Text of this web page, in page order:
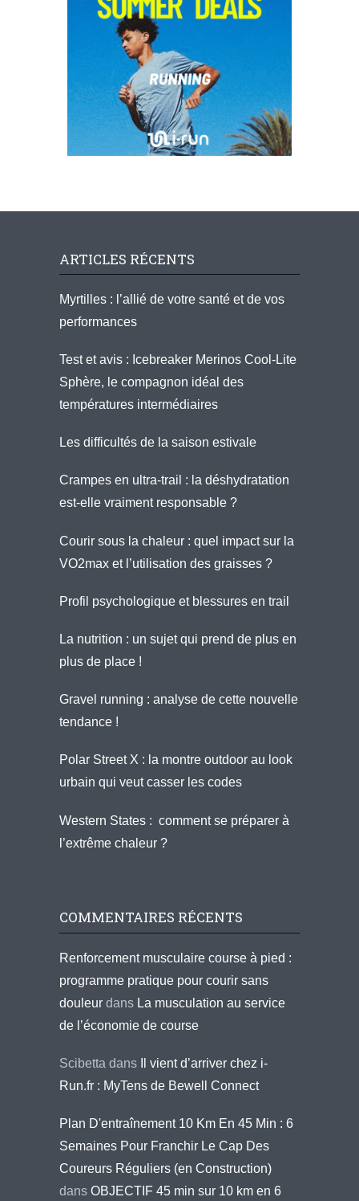
ARTICLES RÉCENTS
Myrtilles : l’allié de votre santé et de vos
performances
Test et avis : Icebreaker Merinos Cool-Lite
Sphère, le compagnon idéal des
températures intermédiaires
Les difficultés de la saison estivale
Crampes en ultra-trail : la déshydratation
est-elle vraiment responsable ?
Courir sous la chaleur : quel impact sur la
VO2max et l’utilisation des graisses ?
Profil psychologique et blessures en trail
La nutrition : un sujet qui prend de plus en
plus de place !
Gravel running : analyse de cette nouvelle
tendance !
Polar Street X : la montre outdoor au look
urbain qui veut casser les codes
Western States : comment se préparer à
l’extrême chaleur ?
COMMENTAIRES RÉCENTS
Renforcement musculaire course à pied :
programme pratique pour courir sans
douleur dans La musculation au service
de l’économie de course
Scibetta dans
Il vient d’arriver chez i-
Run.fr : MyTens de Bewell Connect
Plan D'entraînement 10 Km En 45 Min : 6
Semaines Pour Franchir Le Cap Des
Coureurs Réguliers (en Construction)
dans OBJECTIF 45 min sur 10 km en 6